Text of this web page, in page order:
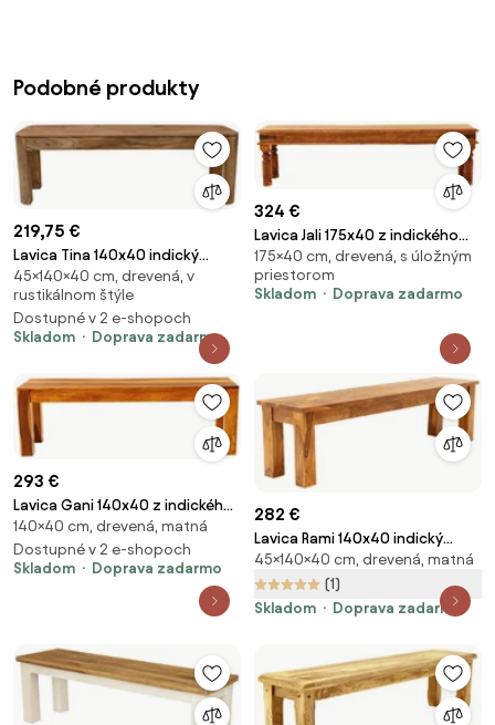
Podobné produkty
219,75 €
Lavica Tina 140x40 indický
masív palisander Svetlomedová
45×140×40 cm, drevená, v
rustikálnom štýle
Dostupné v 2 e-shopoch
Skladom
Doprava zadarmo
324 €
Lavica Jali 175x40 z indického
masívu palisander Only stain
175×40 cm, drevená, s úložným
priestorom
Skladom
Doprava zadarmo
293 €
Lavica Gani 140x40 z indického
masívu palisander Natural
140×40 cm, drevená, matná
Dostupné v 2 e-shopoch
Skladom
Doprava zadarmo
282 €
Lavica Rami 140x40 indický
masív palisander Super natural
45×140×40 cm, drevená, matná
(1)
Skladom
Doprava zadarmo